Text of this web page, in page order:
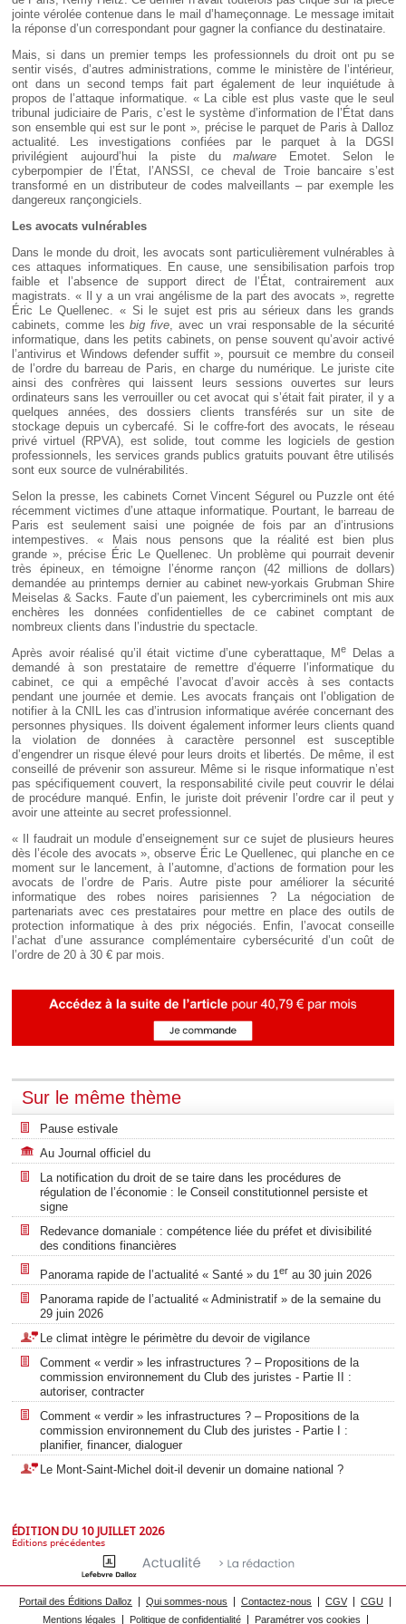
jointe vérolée contenue dans le mail d’hameçonnage. Le message imitait
la réponse d’un correspondant pour gagner la confiance du destinataire.
Mais, si dans un premier temps les professionnels du droit ont pu se
sentir visés, d’autres administrations, comme le ministère de l’intérieur,
ont dans un second temps fait part également de leur inquiétude à
propos de l’attaque informatique. « La cible est plus vaste que le seul
tribunal judiciaire de Paris, c’est le système d’information de l’État dans
son ensemble qui est sur le pont », précise le parquet de Paris à Dalloz
actualité. Les investigations confiées par le parquet à la DGSI
privilégient aujourd’hui la piste dumalware Emotet. Selon le
cyberpompier de l’État, l’ANSSI, ce cheval de Troie bancaire s’est
transformé en un distributeur de codes malveillants – par exemple les
dangereux rançongiciels.
Les avocats vulnérables
Dans le monde du droit, les avocats sont particulièrement vulnérables à
ces attaques informatiques. En cause, une sensibilisation parfois trop
faible et l’absence de support direct de l’État, contrairement aux
magistrats. « Il y a un vrai angélisme de la part des avocats », regrette
Éric Le Quellenec. « Si le sujet est pris au sérieux dans les grands
cabinets, comme lesbig five, avec un vrai responsable de la sécurité
informatique, dans les petits cabinets, on pense souvent qu’avoir activé
l’antivirus et Windows defender suffit », poursuit ce membre du conseil
de l’ordre du barreau de Paris, en charge du numérique. Le juriste cite
ainsi des confrères qui laissent leurs sessions ouvertes sur leurs
ordinateurs sans les verrouiller ou cet avocat qui s’était fait pirater, il y a
quelques années, des dossiers clients transférés sur un site de
stockage depuis un cybercafé. Si le coffre-fort des avocats, le réseau
privé virtuel (RPVA), est solide, tout comme les logiciels de gestion
professionnels, les services grands publics gratuits pouvant être utilisés
sont eux source de vulnérabilités.
Selon la presse, les cabinets Cornet Vincent Ségurel ou Puzzle ont été
récemment victimes d’une attaque informatique. Pourtant, le barreau de
Paris est seulement saisi une poignée de fois par an d’intrusions
intempestives. « Mais nous pensons que la réalité est bien plus
grande », précise Éric Le Quellenec. Un problème qui pourrait devenir
très épineux, en témoigne l’énorme rançon (42 millions de dollars)
demandée au printemps dernier au cabinet new-yorkais Grubman Shire
Meiselas & Sacks. Faute d’un paiement, les cybercriminels ont mis aux
enchères les données confidentielles de ce cabinet comptant de
nombreux clients dans l’industrie du spectacle.
Après avoir réalisé qu’il était victime d’une cyberattaque, Me
Delas a
demandé à son prestataire de remettre d’équerre l’informatique du
cabinet, ce qui a empêché l’avocat d’avoir accès à ses contacts
pendant une journée et demie. Les avocats français ont l’obligation de
notifier à la CNIL les cas d’intrusion informatique avérée concernant des
personnes physiques. Ils doivent également informer leurs clients quand
la violation de données à caractère personnel est susceptible
d’engendrer un risque élevé pour leurs droits et libertés. De même, il est
conseillé de prévenir son assureur. Même si le risque informatique n’est
pas spécifiquement couvert, la responsabilité civile peut couvrir le délai
de procédure manqué. Enfin, le juriste doit prévenir l’ordre car il peut y
avoir une atteinte au secret professionnel.
« Il faudrait un module d’enseignement sur ce sujet de plusieurs heures
dès l’école des avocats », observe Éric Le Quellenec, qui planche en ce
moment sur le lancement, à l’automne, d’actions de formation pour les
avocats de l’ordre de Paris. Autre piste pour améliorer la sécurité
informatique des robes noires parisiennes ? La négociation de
partenariats avec ces prestataires pour mettre en place des outils de
protection informatique à des prix négociés. Enfin, l’avocat conseille
l’achat d’une assurance complémentaire cybersécurité d’un coût de
l’ordre de 20 à 30 € par mois.
Sur le même thème
Pause estivale
Au Journal officiel du
La notification du droit de se taire dans les procédures de
régulation de l’économie : le Conseil constitutionnel persiste et
signe
Redevance domaniale : compétence liée du préfet et divisibilité
des conditions financières
Panorama rapide de l’actualité « Santé » du 1er au 30 juin 2026
Panorama rapide de l’actualité « Administratif » de la semaine du
29 juin 2026
Le climat intègre le périmètre du devoir de vigilance
Comment « verdir » les infrastructures ? – Propositions de la
commission environnement du Club des juristes - Partie II :
autoriser, contracter
Comment « verdir » les infrastructures ? – Propositions de la
commission environnement du Club des juristes - Partie I :
planifier, financer, dialoguer
Le Mont-Saint-Michel doit-il devenir un domaine national ?
ÉDITION DU 10 JUILLET 2026
Éditions précédentes
Portail des Éditions Dalloz Qui sommes-nous Contactez-nous CGV
CGU
Mentions légales
Politique de confidentialité Paramétrer vos cookies